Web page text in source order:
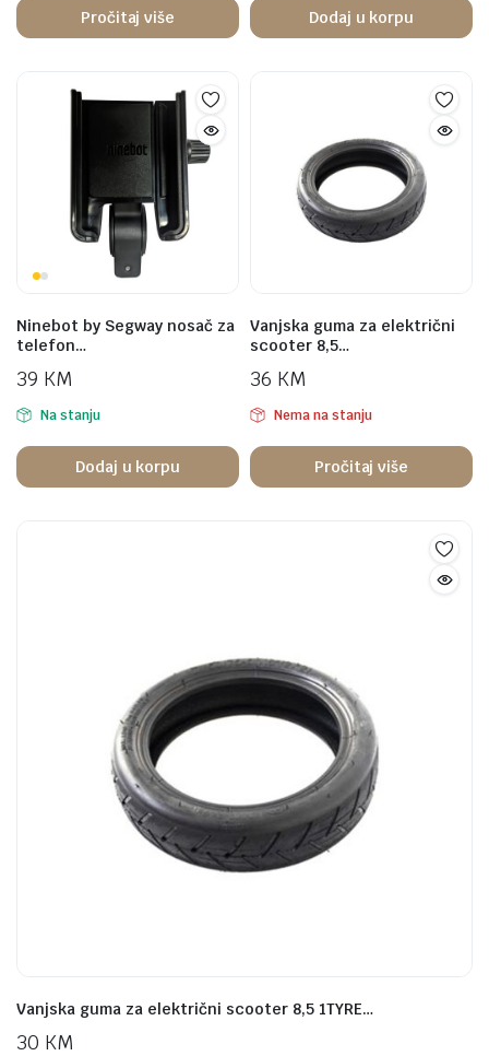
Pročitaj više Dodaj u korpu
Ninebot by Segway nosač za
telefon…
39 KM
Na stanju
Dodaj u korpu
Vanjska guma za električni
scooter 8,5…
36 KM
Nema na stanju
Pročitaj više
Vanjska guma za električni scooter 8,5 1TYRE…
30 KM